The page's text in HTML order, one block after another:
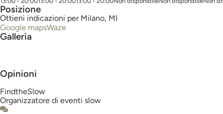
Posizione
Ottieni indicazioni per Milano, MI
Google mapsWaze
Galleria
Opinioni
FindtheSlow
Organizzatore di eventi slow